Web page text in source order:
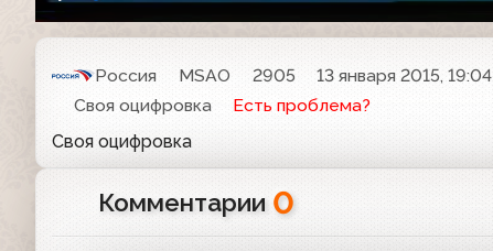
Россия MSAO 2905 13 января 2015, 19:04
Своя оцифровка
Есть проблема?
Своя оцифровка
Комментарии 0